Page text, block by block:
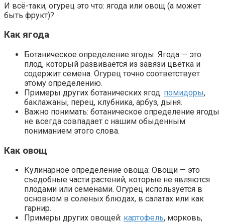
И всё-таки, огурец это что: ягода или овощ (а может
быть фрукт)?
Как ягода
Ботаническое определение ягоды: Ягода — это
плод, который развивается из завязи цветка и
содержит семена. Огурец точно соответствует
этому определению.
Примеры других ботанических ягод: помидоры,
баклажаны, перец, клубника, арбуз, дыня.
Важно понимать: ботаническое определение ягоды
не всегда совпадает с нашим обыденным
пониманием этого слова.
Как овощ
Кулинарное определение овоща: Овощи — это
съедобные части растений, которые не являются
плодами или семенами. Огурец используется в
основном в соленых блюдах, в салатах или как
гарнир.
Примеры других овощей: картофель, морковь,